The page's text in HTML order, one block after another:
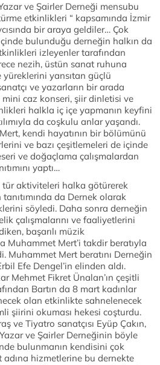
ve Şairler Derneği mensubu
etkinlikleri “ kapsamında İzmir
bir araya geldiler… Çok
bulunduğu derneğin halkın da
izleyenler tarafından
nezih, üstün sanat ruhuna
yansıtan güçlü
ve yazarların bir arada
caz konseri, şiir dinletisi ve
halkla iç içe yapmanın keyfini
da coşkulu anlar yaşandı.
kendi hayatının bir bölümünü
ve bazı çeşitlemeleri de içinde
ve doğaçlama çalışmalardan
yaptı…
aktiviteleri halka götürerek
tanıtımında da Dernek olarak
söyledi. Daha sonra derneğin
çalışmalarını ve faaliyetlerini
başarılı müzik
Muhammet Mert’i takdir beratıyla
Muhammet Mert beratını Derneğin
Efe Dengel’in elinden aldı.
Mehmet Fikret Ünalan’ın çeşitli
Bartın da 8 mart kadınlar
olan etkinlikte sahnelenecek
şiirini okuması hekesi coşturdu.
ve Tiyatro sanatçısı Eyüp Çakın,
ve Şairler Derneğinin böyle
bulunmanın kendisini çok
hizmetlerine bu dernekte